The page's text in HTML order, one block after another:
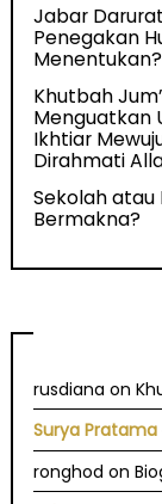
Jabar
Penegakan
Menentukan?
Khutbah
Menguatkan
Ikhtiar
Dirahmati
Sekolah atau
Bermakna?
rusdiana on
Surya Pratama
ronghod on